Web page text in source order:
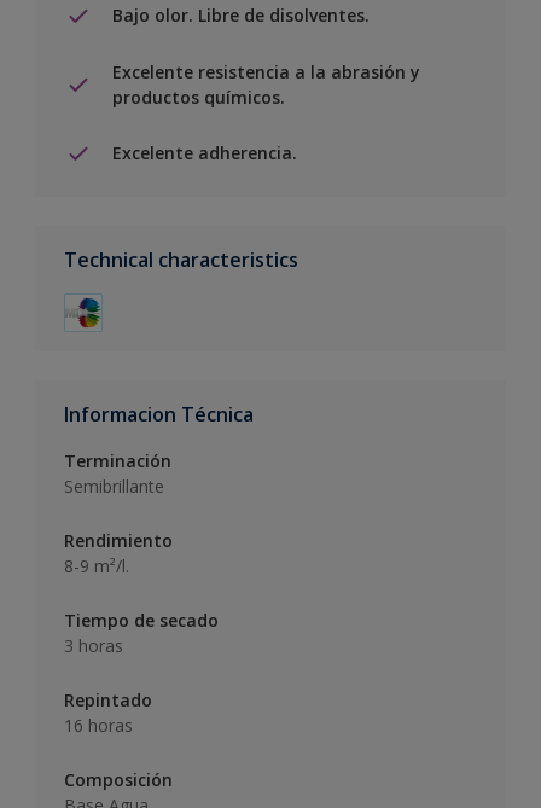
Bajo olor. Libre de disolventes.
Excelente resistencia a la abrasión y
productos químicos.
Excelente adherencia.
Technical characteristics
Informacion Técnica
Terminación
Semibrillante
Rendimiento
8-9 m²/l.
Tiempo de secado
3 horas
Repintado
16 horas
Composición